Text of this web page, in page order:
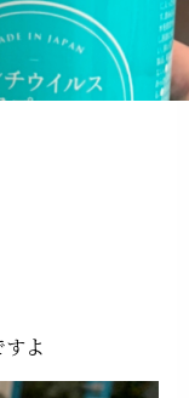
よ